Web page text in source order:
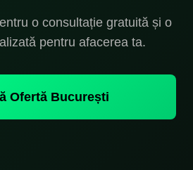
o consultație gratuită și o
pentru afacerea ta.
Ofertă București